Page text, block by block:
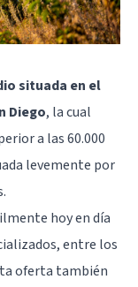
situada en el
Diego, la cual
a las 60.000
levemente por
hoy en día
entre los
oferta también